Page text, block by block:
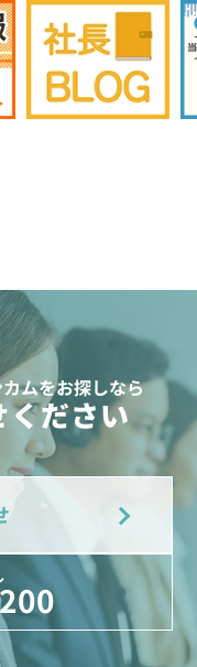
ムをお探しなら
ださい